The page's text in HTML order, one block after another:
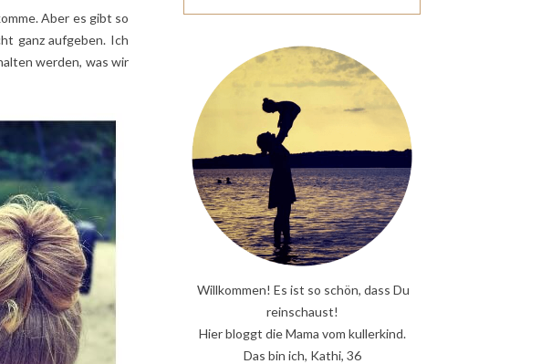
Aber es gibt so
ganz aufgeben. Ich
werden, was wir
Willkommen! Es ist so schön, dass Du
reinschaust!
Hier bloggt die Mama vom kullerkind.
Das bin ich, Kathi, 36